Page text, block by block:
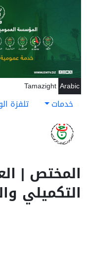
تجاوز إلى المحتوى
Arabic
Tamazight
خدمات تلفزة
المختص |
التكميلي